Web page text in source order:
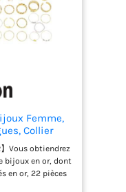
Femme,
Collier
d'Oreilles
Bijoux
】Vous obtiendrez
bijoux en or, dont
en or, 22 pièces